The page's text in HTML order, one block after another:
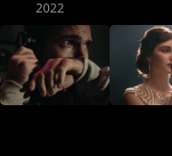
服务支持
常见问题
镜头使用教程
下载中心
市场合作
2022